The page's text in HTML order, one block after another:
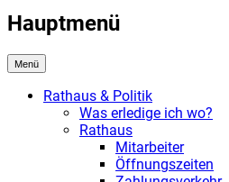
Hauptmenü
Menü
Rathaus & Politik
Was erledige ich wo?
Rathaus
Mitarbeiter
Öffnungszeiten